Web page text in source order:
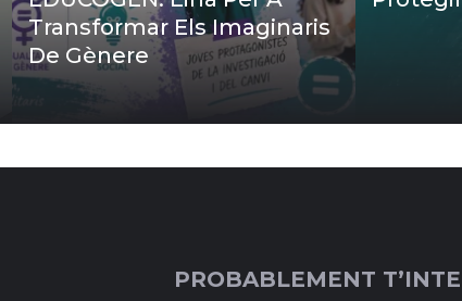
Transformar Els Imaginaris
De Gènere
PROBABLEMENT